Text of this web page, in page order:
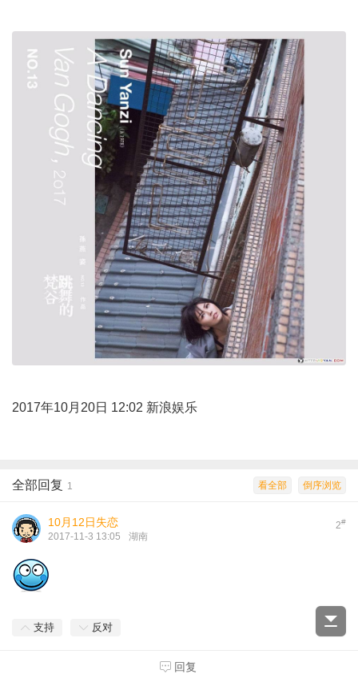
2017年10月20日 12:02 新浪娱乐
倒序浏览
看全部
全部回复 1
2#
10月12日失恋
2017-11-3 13:05 湖南
支持 反对
回复